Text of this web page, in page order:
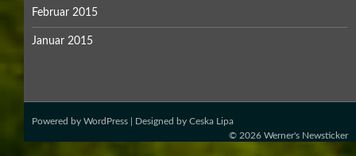
Februar 2015
Januar 2015
Powered by WordPress | Designed by Ceska Lipa
© 2026 Werner's Newsticker